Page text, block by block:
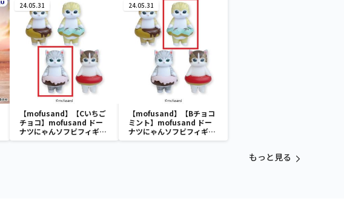
ア-UTA COLLECTION-
24.05.31
【mofusand】【Cいちご
チョコ】mofusand ドー
ナツにゃんソフビフィギュ
ア
24.05.31
【mofusand】【Bチョコ
ミント】mofusand ドー
ナツにゃんソフビフィギュ
ア
もっと見る